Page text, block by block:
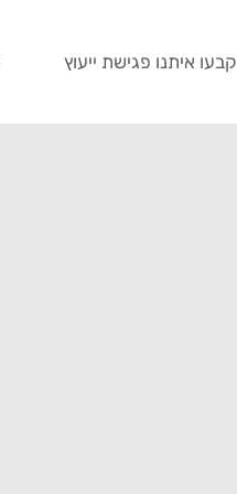
קבעו איתנו פגישת ייעוץ